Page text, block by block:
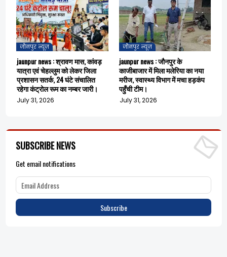
जौनपुर न्यूज़
jaunpur news : श्रावण मास, कांवड़
यात्रा एवं चेहल्लुम को लेकर जिला
प्रशासन सतर्क, 24 घंटे संचालित
रहेगा कंट्रोल रूम का नम्बर जारी।
July 31, 2026
जौनपुर न्यूज़
jaunpur news : जौनपुर के
काजीबाजार में मिला मलेरिया का नया
मरीज, स्वास्थ्य विभाग में मचा हड़कंप
पहुँची टीम।
July 31, 2026
SUBSCRIBE NEWS
Get email notifications